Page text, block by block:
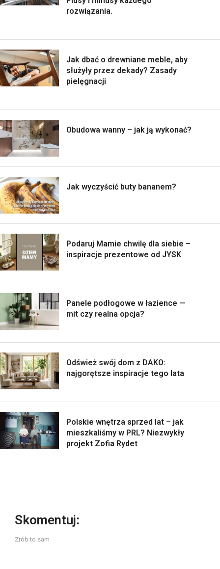
rozwiązania.
Jak dbać o drewniane meble, aby
służyły przez dekady? Zasady
pielęgnacji
Obudowa wanny – jak ją wykonać?
Jak wyczyścić buty bananem?
Podaruj Mamie chwilę dla siebie –
inspiracje prezentowe od JYSK
Panele podłogowe w łazience —
mit czy realna opcja?
Odśwież swój dom z DAKO:
najgorętsze inspiracje tego lata
Polskie wnętrza sprzed lat – jak
mieszkaliśmy w PRL? Niezwykły
projekt Zofia Rydet
Skomentuj:
Zrób to sam